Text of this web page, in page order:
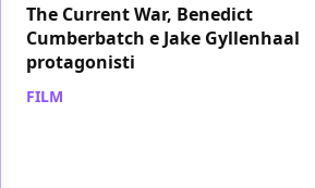
The Current War, Benedict
Cumberbatch e Jake Gyllenhaal
protagonisti
FILM